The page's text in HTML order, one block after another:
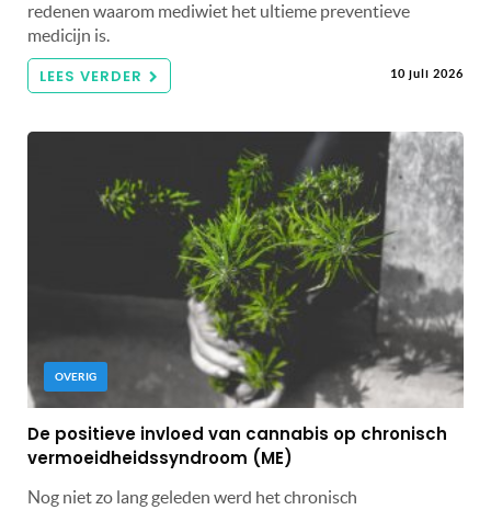
redenen waarom mediwiet het ultieme preventieve
medicijn is.
LEES VERDER 10 juli 2026
OVERIG
De positieve invloed van cannabis op chronisch
vermoeidheidssyndroom (ME)
Nog niet zo lang geleden werd het chronisch